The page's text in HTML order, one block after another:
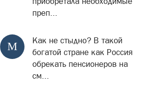
преп...
М
Как не стыдно? В такой
богатой стране как Россия
обрекать пенсионеров на
см...